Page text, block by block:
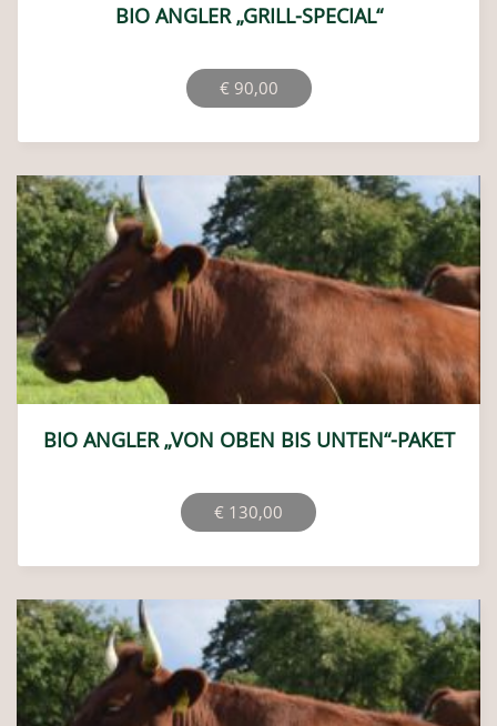
BIO ANGLER „GRILL-SPECIAL“
€ 90,00
BIO ANGLER „VON OBEN BIS UNTEN“-PAKET
€ 130,00